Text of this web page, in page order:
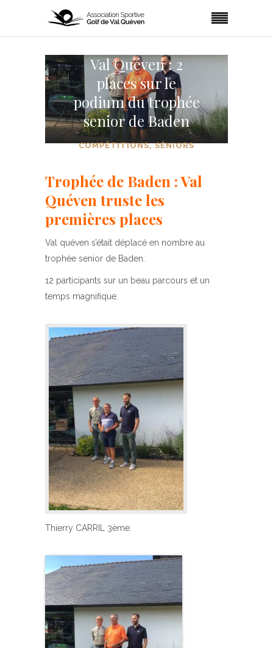
Val Quéven : 2
places sur le
podium du trophée
senior de Baden
COMPÉTITIONS,SÉNIORS
Trophée de Baden : Val
Quéven truste les
premières places
Val quéven s’était déplacé en nombre au
trophée senior de Baden.
12 participants sur un beau parcours et un
temps magnifique.
Thierry CARRIL 3ème.